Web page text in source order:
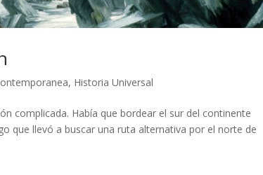
, Historia Universal
complicada. Había que bordear el sur del continente
que llevó a buscar una ruta alternativa por el norte de